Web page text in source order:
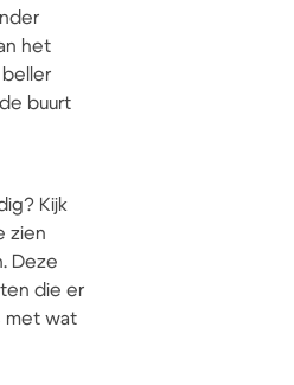
het
buurt
Kijk
zien
Deze
die er
met wat